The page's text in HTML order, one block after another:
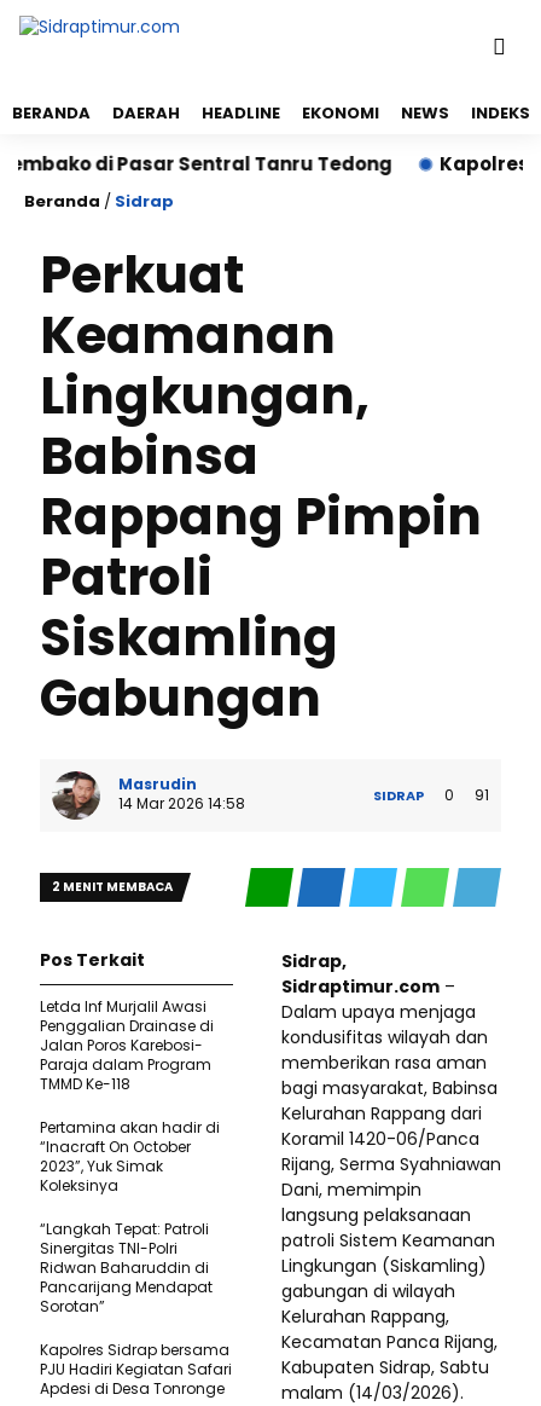
BERANDA DAERAH HEADLINE EKONOMI NEWS INDEKS
di Pasar Sentral Tanru Tedong Kapolres Sidrap
Beranda / Sidrap
Perkuat
Keamanan
Lingkungan,
Babinsa
Rappang Pimpin
Patroli
Siskamling
Gabungan
Masrudin
14 Mar 2026 14:58
SIDRAP 0 91
2 MENIT MEMBACA
Sidrap,
Sidraptimur.com –
Dalam upaya menjaga
kondusifitas wilayah dan
memberikan rasa aman
bagi masyarakat, Babinsa
Kelurahan Rappang dari
Koramil 1420-06/Panca
Rijang, Serma Syahniawan
Dani, memimpin
langsung pelaksanaan
patroli Sistem Keamanan
Lingkungan (Siskamling)
gabungan di wilayah
Kelurahan Rappang,
Kecamatan Panca Rijang,
Kabupaten Sidrap, Sabtu
malam (14/03/2026).
Pos Terkait
Letda Inf Murjalil Awasi
Penggalian Drainase di
Jalan Poros Karebosi-
Paraja dalam Program
TMMD Ke-118
Pertamina akan hadir di
“Inacraft On October
2023”, Yuk Simak
Koleksinya
“Langkah Tepat: Patroli
Sinergitas TNI-Polri
Ridwan Baharuddin di
Pancarijang Mendapat
Sorotan”
Kapolres Sidrap bersama
PJU Hadiri Kegiatan Safari
Apdesi di Desa Tonronge